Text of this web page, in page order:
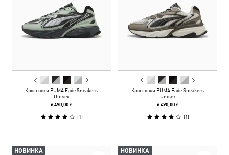
Кроссовки PUMA Fade Sneakers
Unisex
6 490,00 ₴
(1)
Кроссовки PUMA Fade Sneakers
Unisex
6 490,00 ₴
(1)
НОВИНКА НОВИНКА